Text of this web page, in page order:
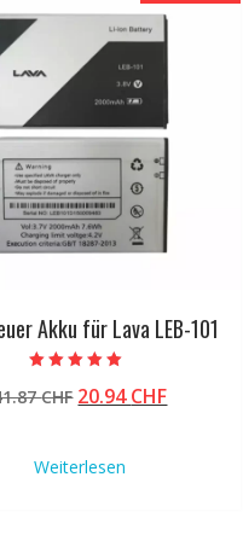
Akku für Lava LEB-101
5.00
von 5
CHF Ursprünglicher
41.87 CHF
20.94CHFAktueller
Weiterlesen